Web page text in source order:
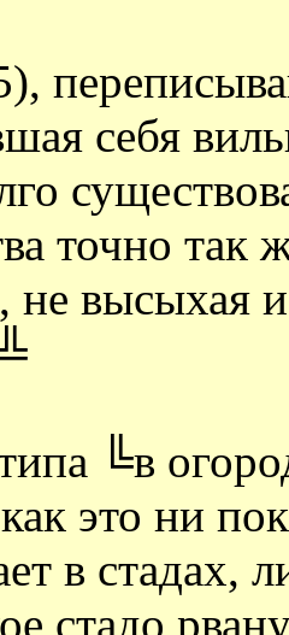
себя
точно так
не высыхая
╚в
это ни
в стадах,
стадо